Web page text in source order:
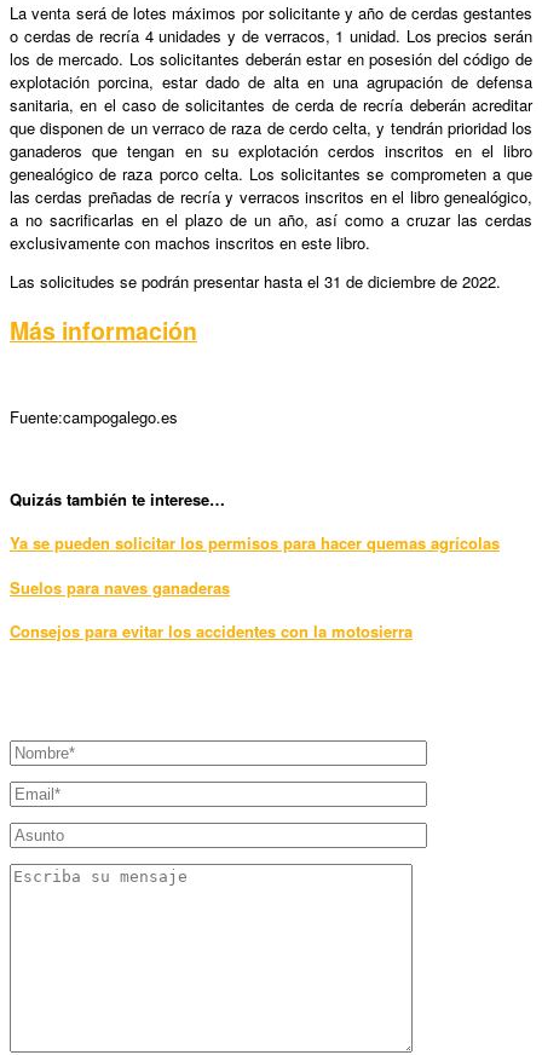
La venta será de lotes máximos por solicitante y año de cerdas gestantes
o cerdas de recría 4 unidades y de verracos, 1 unidad. Los precios serán
los de mercado. Los solicitantes deberán estar en posesión del código de
explotación porcina, estar dado de alta en una agrupación de defensa
sanitaria, en el caso de solicitantes de cerda de recría deberán acreditar
que disponen de un verraco de raza de cerdo celta, y tendrán prioridad los
ganaderos que tengan en su explotación cerdos inscritos en el libro
genealógico de raza porco celta. Los solicitantes se comprometen a que
las cerdas preñadas de recría y verracos inscritos en el libro genealógico,
a no sacrificarlas en el plazo de un año, así como a cruzar las cerdas
exclusivamente con machos inscritos en este libro.
Las solicitudes se podrán presentar hasta el 31 de diciembre de 2022.
Más información
Fuente:campogalego.es
Quizás también te interese…
Ya se pueden solicitar los permisos para hacer quemas agrícolas
Suelos para naves ganaderas
Consejos para evitar los accidentes con la motosierra